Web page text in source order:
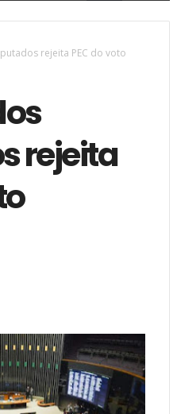
rejeita PEC do voto
rejeita